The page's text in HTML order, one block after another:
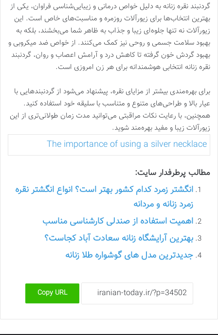
گردنبند نقره زنانه به دلیل خواص درمانی و زیبایی‌شناسی فراوان، یکی از
بهترین انتخاب‌ها برای زیورآلات روزمره و مناسبت‌های خاص است. این
زیورآلات نه تنها جلوه‌ای زیبا و جذاب به ظاهر شما می‌بخشند، بلکه به
بهبود سلامت جسمی و روحی نیز کمک می‌کنند. از خواص ضد میکروبی و
بهبود گردش خون گرفته تا کاهش درد و آرامش اعصاب و روان، گردنبند
نقره زنانه انتخابی هوشمندانه برای هر زن امروزی است.
برای بهره‌مندی بیشتر از مزایای نقره، پیشنهاد می‌شود از گردنبندهایی با
عیار بالا و طراحی‌های متنوع و متناسب با سلیقه خود استفاده کنید.
همچنین، با رعایت نکات مراقبتی می‌توانید مدت زمان طولانی‌تری از این
زیورآلات زیبا و مفید بهره‌مند شوید.
The importance of using a silver necklace
مطالب پرطرفدار سایت:
انگشتر زمرد کدام کشور بهتر است؟ انواع انگشتر نقره
زمرد زنانه و مردانه
اهمیت استفاده از صندلی کارشناسی مناسب
بهترین آرایشگاه زنانه سعادت آباد کجاست؟
جدیدترین مدل های گوشواره طلا زنانه
Copy URL